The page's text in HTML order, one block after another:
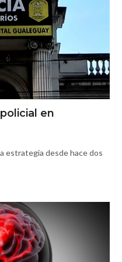
en
estrategia desde hace dos